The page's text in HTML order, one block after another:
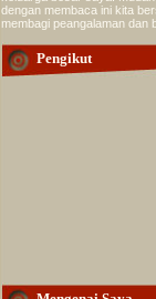
dengan membaca ini kita
membagi peangalaman dan
Pengikut